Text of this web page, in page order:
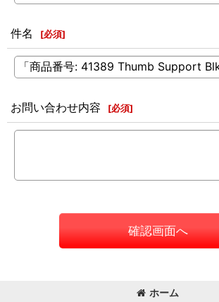
件名 [必須]
お問い合わせ内容 [必須]
確認画面へ
ホーム